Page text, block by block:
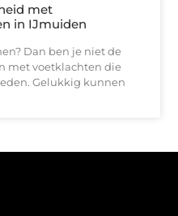
met
in IJmuiden
Dan ben je niet de
met voetklachten die
Gelukkig kunnen